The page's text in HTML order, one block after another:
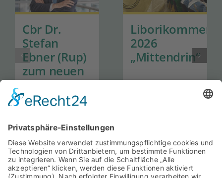
Cbr Dr.
Stefan
Ebner (Rup)
zum neuen
Generalsekretär
der Hanns-
Stiftung
ernannt
Liborikommers
2026
„Mittendrin“